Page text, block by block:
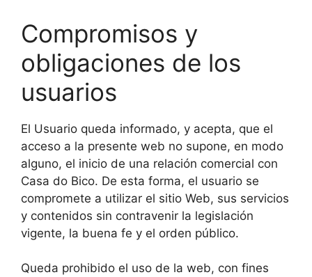
Compromisos y
obligaciones de los
usuarios
El Usuario queda informado, y acepta, que el
acceso a la presente web no supone, en modo
alguno, el inicio de una relación comercial con
Casa do Bico. De esta forma, el usuario se
compromete a utilizar el sitio Web, sus servicios
y contenidos sin contravenir la legislación
vigente, la buena fe y el orden público.
Queda prohibido el uso de la web, con fines